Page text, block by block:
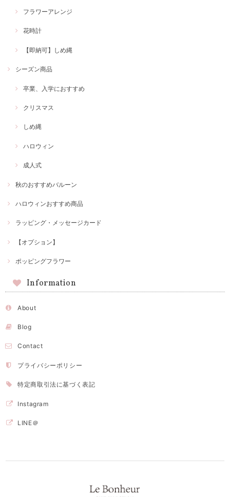
フラワーアレンジ
花時計
【即納可】しめ縄
シーズン商品
卒業、入学におすすめ
クリスマス
しめ縄
ハロウィン
成人式
秋のおすすめバルーン
ハロウィンおすすめ商品
ラッピング・メッセージカード
【オプション】
ポッピングフラワー
Information
About
Blog
Contact
プライバシーポリシー
特定商取引法に基づく表記
Instagram
LINE＠